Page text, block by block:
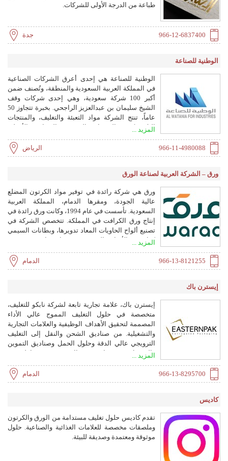
طباعة من الدرجة الأولى للشركات.
966-12-6837400 جدة
الوطنية للصناعة
الوطنية للصناعة هي إحدى أعرق الشركات الصناعية
في المملكة العربية السعودية والمنطقة، وتُصنف ضمن
أكبر 100 شركة سعودية، وهي إحدى شركات وقف
الشيخ سليمان بن عبدالعزيز الراجحي. بخبرة تتجاوز 50
عاماً، تنتج الشركة مواد التعبئة والتغليف، والمنتجات
البلاستيكية، والمنتجات الورقية، والعبوات والأغطية
مصنعاً في السعودية والإمارات وعُمان، وتصدر إلى ثلاث
قارات.
المزيد ...
966-11-4980088 الرياض
ورق – الشركة العربية لصناعة الورق
ورق هي شركة رائدة في توفير مواد الكرتون المضلع
عالية الجودة، ومقرها الدمام، المملكة العربية
السعودية. تأسست في عام 1994، وكانت ورق رائدة في
إنتاج ورق الكرافت في المملكة. تتخصص الشركة في
تصنيع ألواح الحاويات المعاد تدويرها، وبطانات السيمي
كرافت، والأوراق المتخصصة، مما يساهم في رؤية
المزيد ...
966-13-8121255 الدمام
إيسترن باك
إيسترن باك، علامة تجارية تابعة لشركة نابكو للتغليف،
متخصصة في حلول التغليف المموج عالي الأداء
المصممة لتحقيق الأهداف الوظيفية والعلامات التجارية
والتشغيلية. من صناديق الشحن والنقل إلى التغليف
الترويجي عالي الدقة وحلول الحمل وصناديق التموين
والتوصيل، تقدم إيسترن باك مجموعة شاملة من
الصناعات المتنوعة في أسواق الخليج والمشرق
وأفريقيا.
المزيد ...
966-13-8295700 الدمام
كاديس
تقدم كاديس حلول تغليف مستدامة من الورق والكرتون
وملصقات مخصصة للعلامات الغذائية والصناعية. حلول
موثوقة ومعتمدة وصديقة للبيئة.